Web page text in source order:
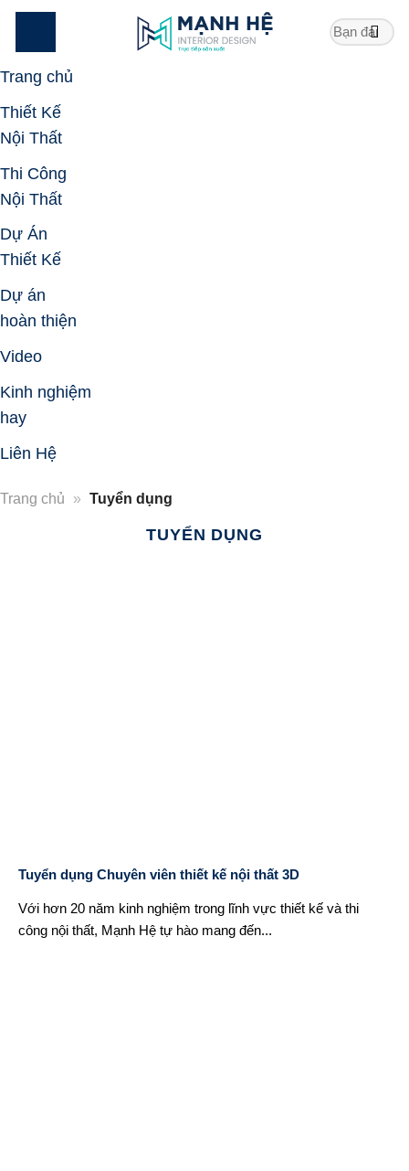
Skip
Trang chủ
Thiết Kế
Nội Thất
Thi Công
Nội Thất
Dự Án
Thiết Kế
Dự án
hoàn thiện
Video
Kinh nghiệm
hay
Liên Hệ
Trang chủ » Tuyển dụng
TUYỂN DỤNG
Tuyển dụng Chuyên viên thiết kế nội thất 3D
Với hơn 20 năm kinh nghiệm trong lĩnh vực thiết kế và thi
công nội thất, Mạnh Hệ tự hào mang đến...